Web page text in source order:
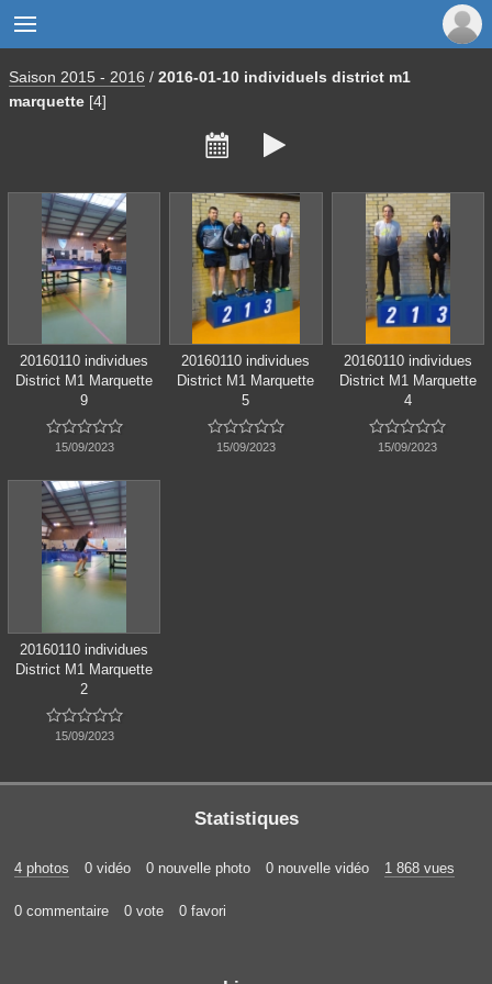

Saison 2015 - 2016 / 2016-01-10 individuels district m1
marquette [4]
 
20160110 individues
District M1 Marquette
9

15/09/2023
20160110 individues
District M1 Marquette
5

15/09/2023
20160110 individues
District M1 Marquette
4

15/09/2023
20160110 individues
District M1 Marquette
2

15/09/2023
Statistiques
4 photos 0 vidéo 0 nouvelle photo 0 nouvelle vidéo 1 868 vues
0 commentaire 0 vote 0 favori